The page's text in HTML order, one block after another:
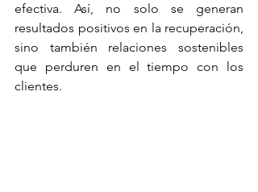
efectiva. Así, no solo se generan
resultados positivos en la recuperación,
sino también relaciones sostenibles
que perduren en el tiempo con los
clientes.